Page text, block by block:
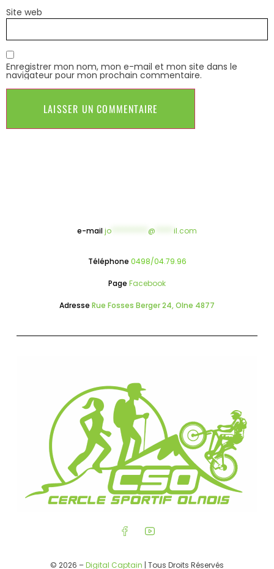
Site web
Enregistrer mon nom, mon e-mail et mon site dans le
navigateur pour mon prochain commentaire.
e-mailjo @ il.com
Téléphone 0498/04.79.96
Page Facebook
Adresse Rue Fosses Berger 24, Olne 4877
© 2026 –Digital Captain | Tous Droits Réservés